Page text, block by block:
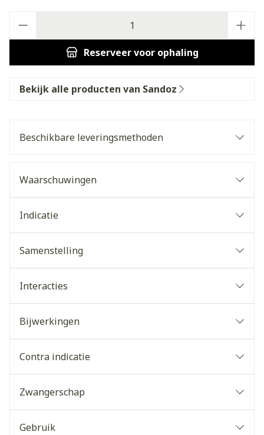
Reserveervoor ophaling
Bekijk alle producten van Sandoz
Beschikbare leveringsmethoden
Waarschuwingen
Indicatie
Samenstelling
Interacties
Bijwerkingen
Contra indicatie
Zwangerschap
Gebruik